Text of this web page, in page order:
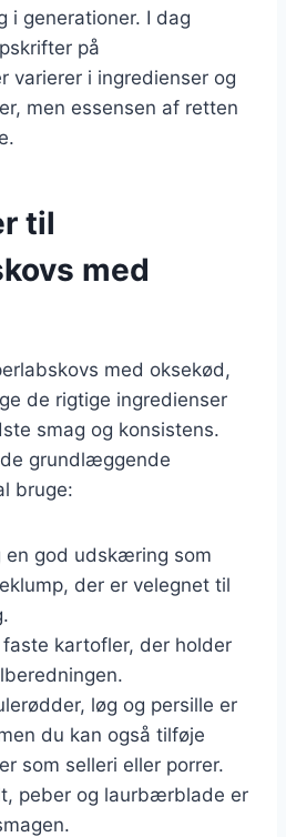
i generationer. I dag
på
varierer i ingredienser og
men essensen af retten
til
med
med oksekød,
de rigtige ingredienser
smag og konsistens.
grundlæggende
bruge:
en god udskæring som
der er velegnet til
faste kartofler, der holder
løg og persille er
du kan også tilføje
som selleri eller porrer.
peber og laurbærblade er